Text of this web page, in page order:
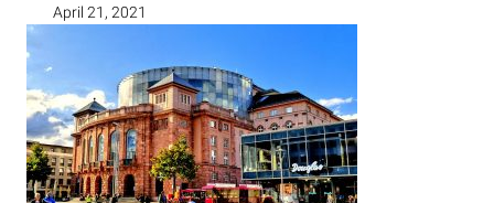
April 21, 2021